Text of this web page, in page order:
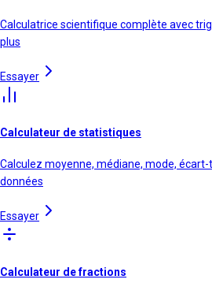
Calculatrice scientifique complète avec
plus
Essayer
Calculateur de statistiques
Calculez moyenne, médiane, mode,
données
Essayer
Calculateur de fractions